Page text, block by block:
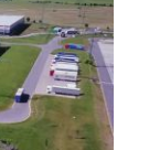
účelové
zábor
ke krajině,